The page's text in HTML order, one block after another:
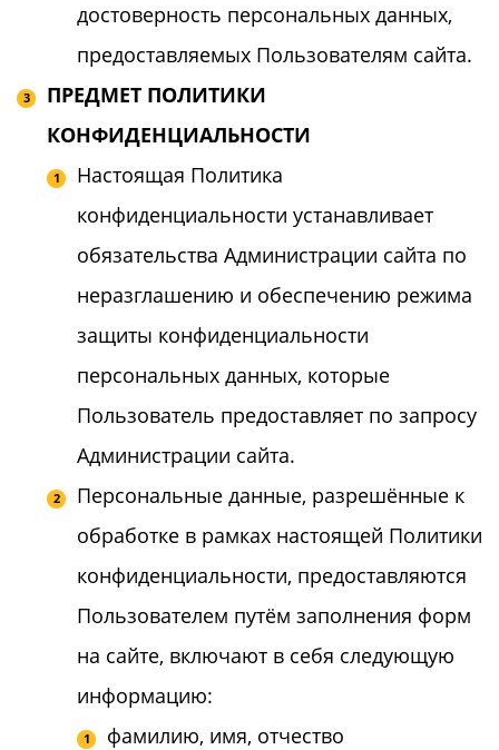
достоверность персональных данных,
предоставляемых Пользователям сайта.
ПРЕДМЕТ ПОЛИТИКИ
КОНФИДЕНЦИАЛЬНОСТИ
Настоящая Политика
конфиденциальности устанавливает
обязательства Администрации сайта по
неразглашению и обеспечению режима
защиты конфиденциальности
персональных данных, которые
Пользователь предоставляет по запросу
Администрации сайта.
Персональные данные, разрешённые к
обработке в рамках настоящей Политики
конфиденциальности, предоставляются
Пользователем путём заполнения форм
на сайте, включают в себя следующую
информацию:
фамилию, имя, отчество